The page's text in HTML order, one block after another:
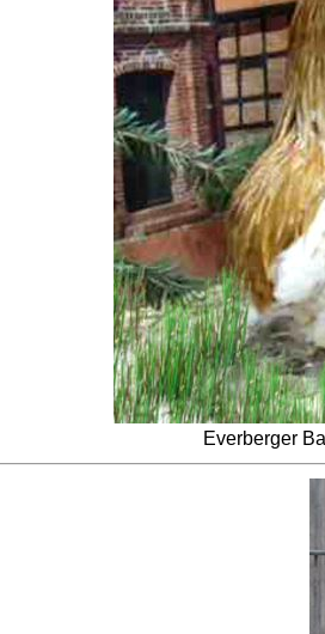
Everberger